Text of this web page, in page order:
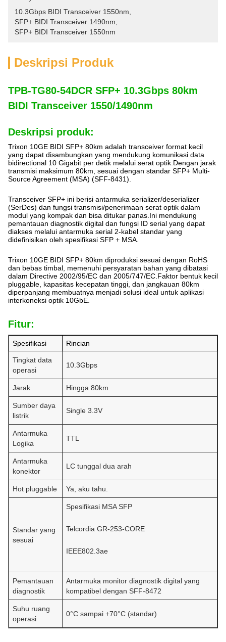
10.3Gbps BIDI Transceiver 1550nm
SFP+ BIDI Transceiver 1490nm
SFP+ BIDI Transceiver 1550nm
Deskripsi Produk
TPB-TG80-54DCR SFP+ 10.3Gbps 80km
BIDI Transceiver 1550/1490nm
Deskripsi produk:
Trixon 10GE BIDI SFP+ 80km adalah transceiver format kecil
yang dapat disambungkan yang mendukung komunikasi data
bidirectional 10 Gigabit per detik melalui serat optik.Dengan jarak
transmisi maksimum 80km, sesuai dengan standar SFP+ Multi-
Source Agreement (MSA) (SFF-8431).
Transceiver SFP+ ini berisi antarmuka serializer/deserializer
(SerDes) dan fungsi transmisi/penerimaan serat optik dalam
modul yang kompak dan bisa ditukar panas.Ini mendukung
pemantauan diagnostik digital dan fungsi ID serial yang dapat
diakses melalui antarmuka serial 2-kabel standar yang
didefinisikan oleh spesifikasi SFP + MSA.
Trixon 10GE BIDI SFP+ 80km diproduksi sesuai dengan RoHS
dan bebas timbal, memenuhi persyaratan bahan yang dibatasi
dalam Directive 2002/95/EC dan 2005/747/EC.Faktor bentuk kecil
pluggable, kapasitas kecepatan tinggi, dan jangkauan 80km
diperpanjang membuatnya menjadi solusi ideal untuk aplikasi
interkoneksi optik 10GbE.
Fitur:
Spesifikasi Rincian
Tingkat data
operasi
10.3Gbps
Jarak Hingga 80km
Sumber daya
listrik
Single 3.3V
Antarmuka
Logika
TTL
Antarmuka
konektor
LC tunggal dua arah
Hot pluggable Ya, aku tahu.
Standar yang
sesuai
Spesifikasi MSA SFP
Telcordia GR-253-CORE
IEEE802.3ae
Pemantauan
diagnostik
Antarmuka monitor diagnostik digital yang
kompatibel dengan SFF-8472
Suhu ruang
operasi
0°C sampai +70°C (standar)